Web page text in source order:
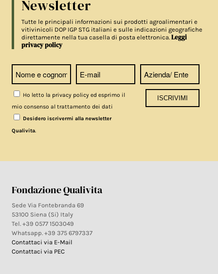
Newsletter
Tutte le principali informazioni sui prodotti agroalimentari e
vitivinicoli DOP IGP STG italiani e sulle indicazioni geografiche
direttamente nella tua casella di posta elettronica.Leggi
privacy policy
Ho letto la privacy policy ed esprimo il
mio consenso al trattamento dei dati
Desidero iscrivermi alla newsletter
Qualivita.
Fondazione Qualivita
Sede Via Fontebranda 69
53100 Siena (Si) Italy
Tel. +39 0577 1503049
Whatsapp. +39 375 6797337
Contattaci via E-Mail
Contattaci via PEC